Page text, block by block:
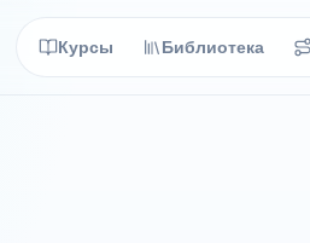
Курсы Библиотека